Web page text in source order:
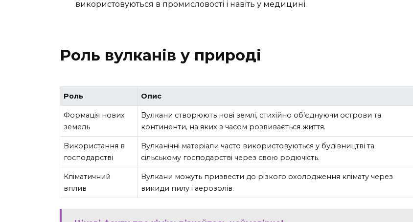
використовуються в промисловості і навіть у медицині.
Роль вулканів у природі
Роль Опис
Формація нових
земель
Вулкани створюють нові землі, стихійно об’єднуючи острови та
континенти, на яких з часом розвивається життя.
Використання в
господарстві
Вулканічні матеріали часто використовуються у будівництві та
сільському господарстві через свою родючість.
Кліматичний
вплив
Вулкани можуть призвести до різкого охолодження клімату через
викиди пилу і аерозолів.